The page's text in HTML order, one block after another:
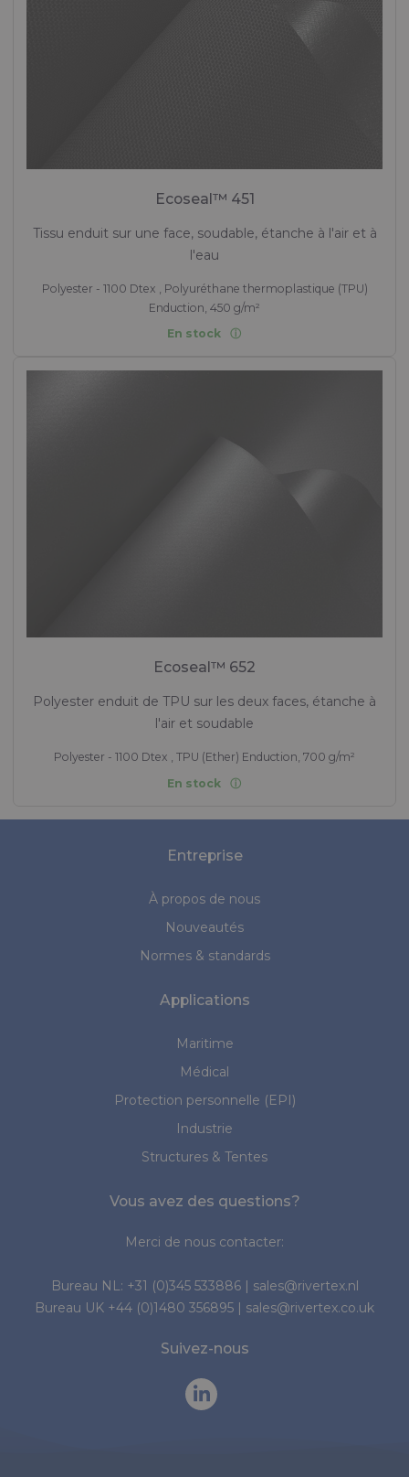
Ecoseal™ 451
Tissu enduit sur une face, soudable, étanche à l'air et à
l'eau
Polyester - 1100 Dtex , Polyuréthane thermoplastique (TPU)
Enduction, 450 g/m²
En stock
Ecoseal™ 652
Polyester enduit de TPU sur les deux faces, étanche à
l'air et soudable
Polyester - 1100 Dtex , TPU (Ether) Enduction, 700 g/m²
En stock
Entreprise
À propos de nous
Nouveautés
Normes & standards
Applications
Maritime
Médical
Protection personnelle (EPI)
Industrie
Structures & Tentes
Vous avez des questions?
Merci de nous contacter:
Bureau NL: +31 (0)345 533886| sales@rivertex.nl
Bureau UK +44 (0)1480 356895 | sales@rivertex.co.uk
Suivez-nous